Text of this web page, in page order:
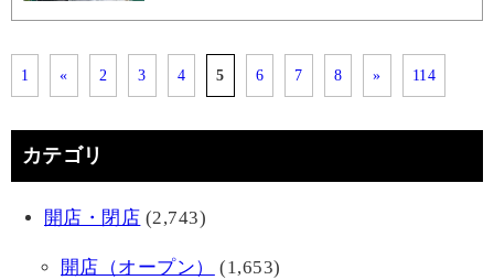
1 « 2 3 4 5 6 7 8 » 114
カテゴリ
開店・閉店 (2,743)
開店（オープン） (1,653)